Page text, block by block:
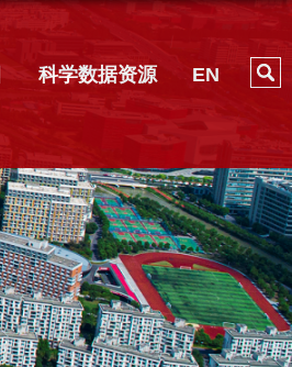
科学数据资源 EN